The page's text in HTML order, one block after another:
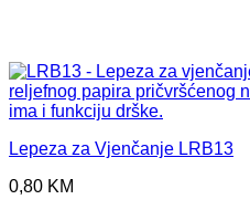
Lepeza za Vjenčanje LRB13
0,80 KM